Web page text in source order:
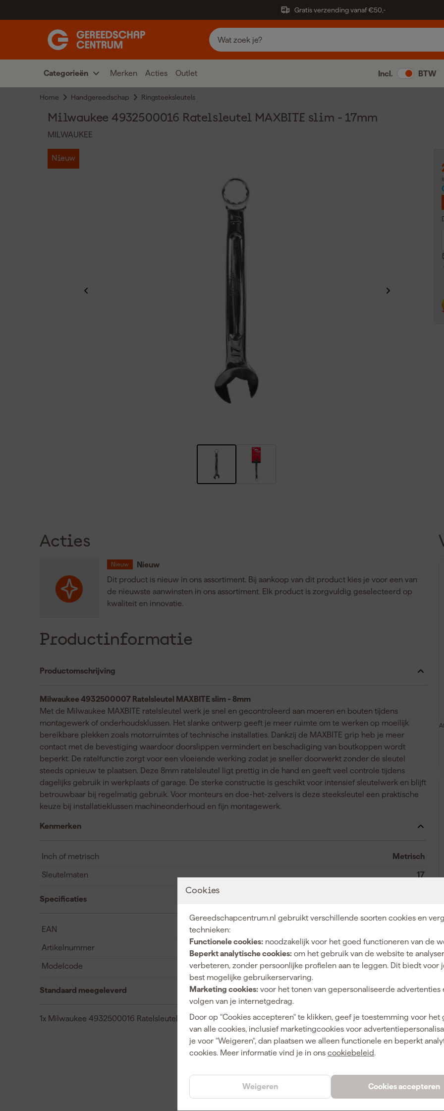
Gratis verzending vanaf €50,-
Categorieën Merken Acties Outlet Incl. BTW
Home Handgereedschap Ringsteeksleutels
Cookies
Gereedschapcentrum.nl gebruikt verschillende soorten cookies en
technieken:
Functionele cookies: noodzakelijk voor het goed functioneren van de
Beperkt analytische cookies: om het gebruik van de website te
verbeteren, zonder persoonlijke profielen aan te leggen. Dit biedt voor
best mogelijke gebruikerservaring.
Marketing cookies: voor het tonen van gepersonaliseerde advertenties
volgen van je internetgedrag.
Door op "Cookies accepteren" te klikken, geef je toestemming voor het
van alle cookies, inclusief marketingcookies voor
je voor "Weigeren", dan plaatsen we alleen functionele en beperkt
cookies. Meer informatie vind je in ons cookiebeleid.
Cookies accepteren
Weigeren
Milwaukee 4932500016 Ratelsleutel MAXBITE slim - 17mm
MILWAUKEE
Nieuw
Acties
Nieuw
Nieuw
Dit product is nieuw in ons assortiment. Bij aankoop van dit product kies je voor een van
de nieuwste aanwinsten in ons assortiment. Elk product is zorgvuldig geselecteerd op
kwaliteit en innovatie.
Productinformatie
Productomschrijving
Milwaukee 4932500007 Ratelsleutel MAXBITE slim - 8mm
Met de Milwaukee MAXBITE ratelsleutel werk je snel en gecontroleerd aan moeren en bouten tijdens
montagewerk of onderhoudsklussen. Het slanke ontwerp geeft je meer ruimte om te werken op moeilijk
bereikbare plekken zoals motorruimtes of technische installaties. Dankzij de MAXBITE grip heb je meer
contact met de bevestiging waardoor doorslippen vermindert en beschadiging van boutkoppen wordt
beperkt. De ratelfunctie zorgt voor een vloeiende werking zodat je sneller doorwerkt zonder de sleutel
steeds opnieuw te plaatsen. Deze 8mm ratelsleutel ligt prettig in de hand en geeft veel controle tijdens
dagelijks gebruik in werkplaats of garage. De sterke constructie is geschikt voor intensief sleutelwerk en blijft
betrouwbaar bij regelmatig gebruik. Voor monteurs en doe-het-zelvers is deze steeksleutel een praktische
keuze bij installatieklussen machineonderhoud en fijn montagewerk.
Kenmerken
Inch of metrisch Metrisch
Sleutelmaten 17
Specificaties
EAN
Artikelnummer 423143
Modelcode 4932500016
Standaard meegeleverd
1x Milwaukee 4932500016 Ratelsleutel MAXBITE slim